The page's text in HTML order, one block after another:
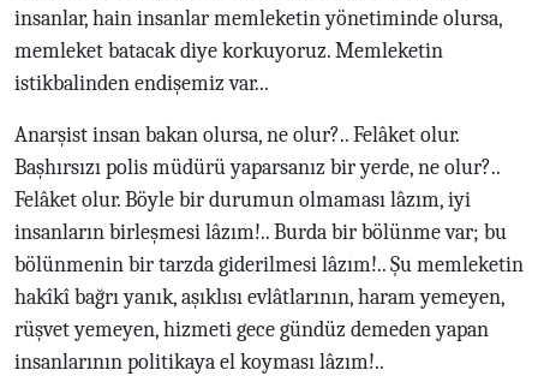
insanlar, hain insanlar memleketin yönetiminde olursa,
memleket batacak diye korkuyoruz. Memleketin
istikbalinden endişemiz var...
Anarşist insan bakan olursa, ne olur?.. Felâket olur.
Başhırsızı polis müdürü yaparsanız bir yerde, ne olur?..
Felâket olur. Böyle bir durumun olmaması lâzım, iyi
insanların birleşmesi lâzım!.. Burda bir bölünme var; bu
bölünmenin bir tarzda giderilmesi lâzım!.. Şu memleketin
hakîkî bağrı yanık, aşıklısı evlâtlarının, haram yemeyen,
rüşvet yemeyen, hizmeti gece gündüz demeden yapan
insanlarının politikaya el koyması lâzım!..